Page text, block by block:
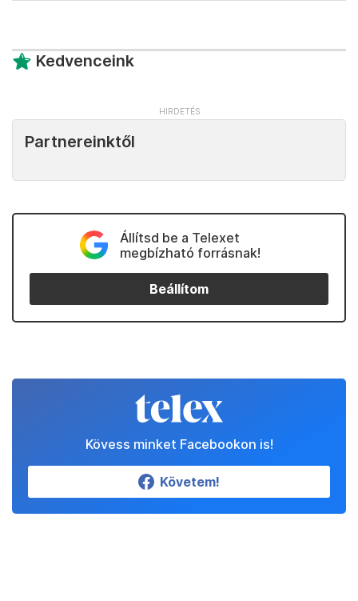
Kedvenceink
Partnereinktől
Állítsd be a Telexet
megbízható forrásnak!
Beállítom
Kövess minket Facebookon is!
Követem!